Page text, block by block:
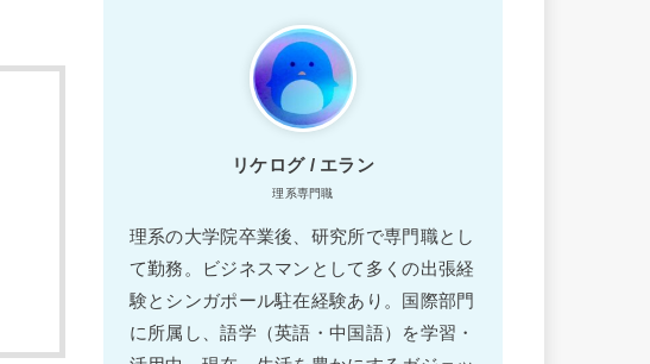
リケログ / エラン
理系専門職
理系の大学院卒業後、研究所で専門職とし
て勤務。ビジネスマンとして多くの出張経
験とシンガポール駐在経験あり。国際部門
に所属し、語学（英語・中国語）を学習・